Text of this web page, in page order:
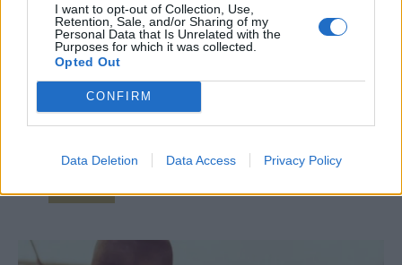
I want to opt-out of Collection, Use,
Retention, Sale, and/or Sharing of my
Personal Data that Is Unrelated with the
Purposes for which it was collected.
Opted Out
CONFIRM
Data Deletion Data Access Privacy Policy
– Azt hiszem, kérek még egy kávét, és utána kérem,
mondjon el mindent részletesen. Volt már részem
pár ilyen ügyben, de még soha találkoztam ilyen
csinos szemtanúval. – Ne hozzon zavarba! Inkább
figyeljen! – mondta szigorúan Odett. – Közben
játékosan nevetett a...